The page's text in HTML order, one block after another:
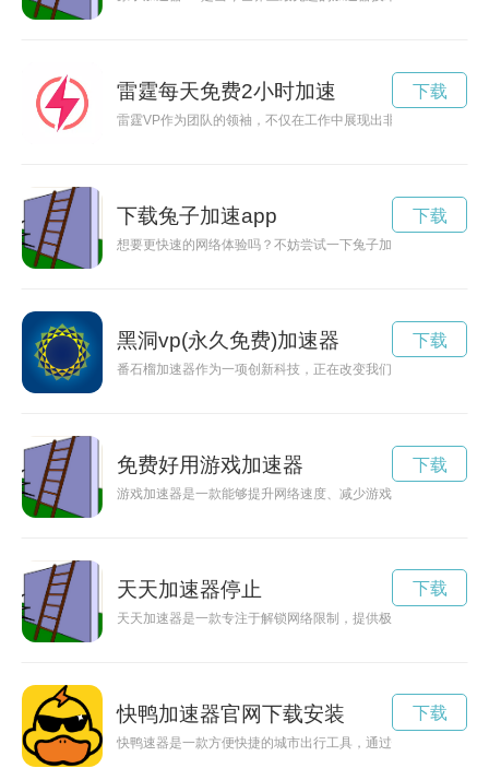
雷霆每天免费2小时加速
雷霆VP作为团队的领袖，不仅在工作中展现出非凡的能力和领
下载
下载兔子加速app
想要更快速的网络体验吗？不妨尝试一下兔子加速器吧！本文
下载
黑洞vp(永久免费)加速器
番石榴加速器作为一项创新科技，正在改变我们的生活方式，
下载
免费好用游戏加速器
游戏加速器是一款能够提升网络速度、减少游戏延迟、降低卡
下载
天天加速器停止
天天加速器是一款专注于解锁网络限制，提供极速畅游网络世
下载
快鸭加速器官网下载安装
快鸭速器是一款方便快捷的城市出行工具，通过快鸭速器，人
下载